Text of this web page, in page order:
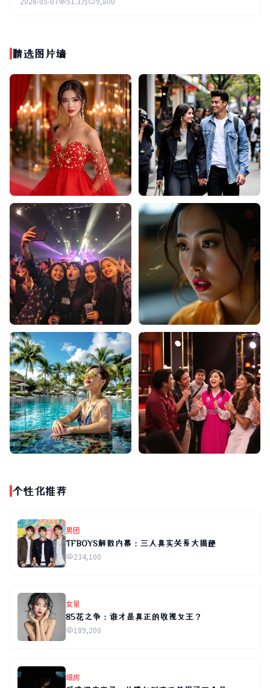
精选图片墙
个性化推荐
男团
TFBOYS解散内幕：三人真实关系大揭秘
234,100
女星
85花之争：谁才是真正的收视女王？
189,200
塌房